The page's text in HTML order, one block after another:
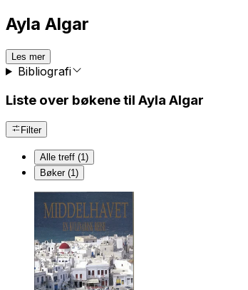
Ayla Algar
Les mer
Bibliografi
Liste over bøkene til Ayla Algar
Filter
Alle treff (1)
Bøker (1)